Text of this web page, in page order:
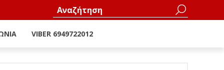
VIBER 6949722012